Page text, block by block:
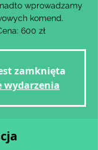
wprowadzamy
komend.
600 zł
zamknięta
wydarzenia